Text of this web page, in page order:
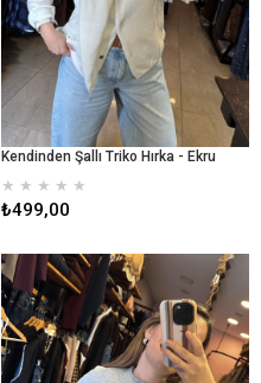
Kendinden Şallı Triko Hırka - Ekru
★ ★ ★ ★ ★
₺499,00